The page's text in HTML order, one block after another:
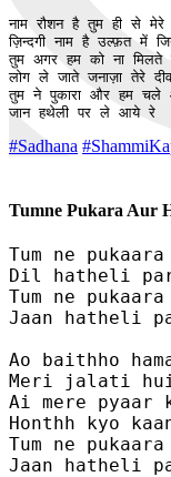
नाम रौशन है तुम ही से
ज़िन्दगी नाम है उल्फ़त में
तुम अगर हम को ना मिलते
लोग ले जाते जनाज़ा तेरे
तुम ने पुकारा और हम चले
जान हथेली पर ले आये रे
#Sadhana
Tumne Pukara Aur
Tum ne
Dil hatheli
Tum ne
Jaan hatheli
Ao baithho
Meri jalati hui
Ai mere pyaar
Honthh kyo
Tum ne
Jaan hatheli